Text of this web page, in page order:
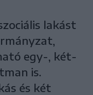
lakást
egy-, két-
is.
és két